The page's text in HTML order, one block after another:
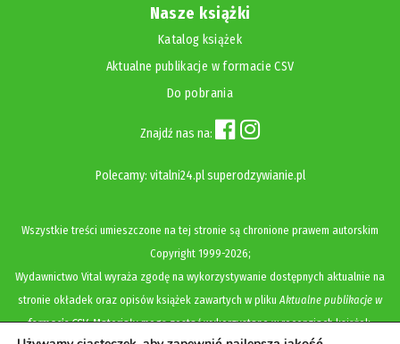
Nasze książki
Katalog książek
Aktualne publikacje w formacie CSV
Do pobrania
Znajdź nas na:
Polecamy: vitalni24.pl superodzywianie.pl
Wszystkie treści umieszczone na tej stronie są chronione prawem autorskim
Copyright1999-2026;
Wydawnictwo Vital wyraża zgodę na wykorzystywanie dostępnych aktualnie na
stronie okładek oraz opisów książek zawartych w plikuAktualne publikacje w
formacie CSV. Materiały mogą zostać wykorzystane w recenzjach książek,